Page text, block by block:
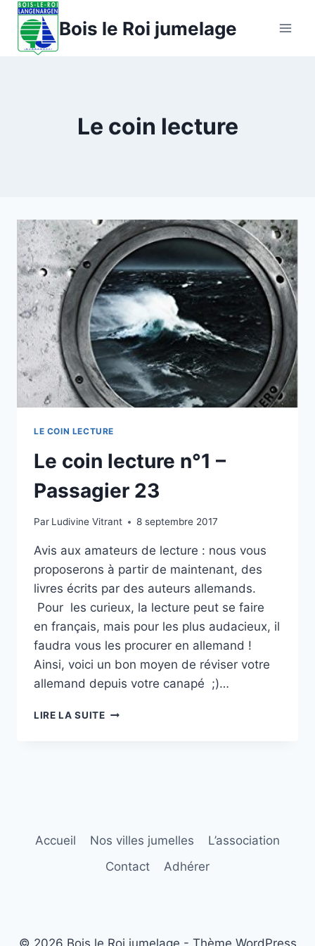
Aller
contenu
Bois le Roi jumelage
Le coin lecture
LE COIN LECTURE
Le coin lecture n°1 –
Passagier 23
Par Ludivine Vitrant 8 septembre 2017
Avis aux amateurs de lecture : nous vous
proposerons à partir de maintenant, des
livres écrits par des auteurs allemands.
Pour les curieux, la lecture peut se faire
en français, mais pour les plus audacieux, il
faudra vous les procurer en allemand !
Ainsi, voici un bon moyen de réviser votre
allemand depuis votre canapé ;)…
LIRE LA SUITELE
Accueil Nos villes jumelles
L’association
Contact
Adhérer
© 2026 Bois le Roi jumelage - Thème WordPress